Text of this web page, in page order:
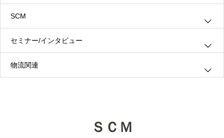
ＳＣＭ
グリーン・ロジスティクス
３ＰＬ
ロジスティクス
SCM
情報システム
生産管理
セミナー/インタビュー
インタビュー
物流関連